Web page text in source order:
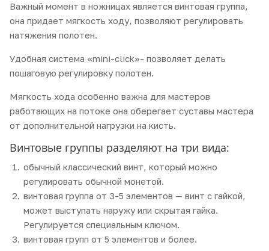
Важный момент в ножницах является винтовая группа,
она придает мягкость ходу, позволяют регулировать
натяжения полотен.
Удобная система «mini-click»- позволяет делать
пошаговую регулировку полотен.
Мягкость хода особенно важна для мастеров
работающих на потоке она оберегает суставы мастера
от дополнительной нагрузки на кисть.
Винтовые группы разделяют на три вида:
обычный классический винт, который можно
регулировать обычной монетой.
винтовая группа от 3-5 элементов — винт с гайкой,
может выступать наружу или скрытая гайка.
Регулируется специальным ключом.
винтовая групп от 5 элементов и более.